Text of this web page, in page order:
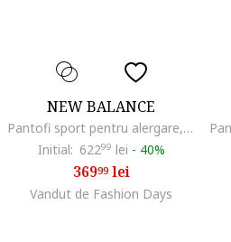
NEW BALANCE
Pantofi sport pentru alergare, Alb/Gri inchis
Initial: 62299 lei - 40%
36999lei
Vandut de Fashion Days